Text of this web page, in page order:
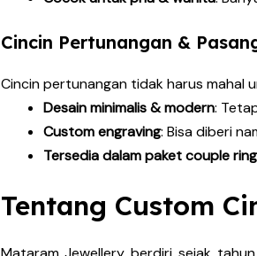
Cincin Pertunangan &
Cincin pertunangan tidak harus mahal
Desain minimalis & modern:
Custom engraving: Bisa diberi
Tersedia dalam paket couple ring
Tentang Custom